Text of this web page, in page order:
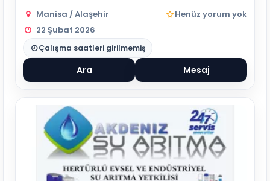
Manisa / Alaşehir
Henüz yorum yok
22 Şubat 2026
Çalışma saatleri girilmemiş
Ara Mesaj